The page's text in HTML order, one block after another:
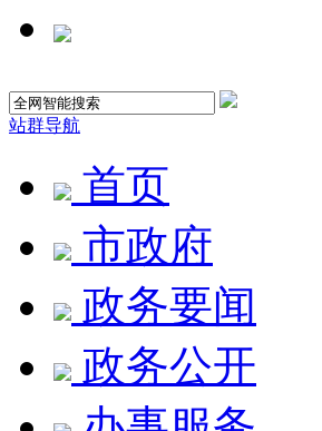
站群导航
首页
市政府
政务要闻
政务公开